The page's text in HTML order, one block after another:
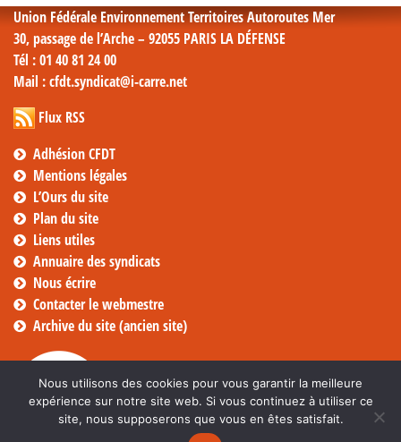
Union Fédérale Environnement Territoires Autoroutes Mer
30, passage de l’Arche – 92055 PARIS LA DÉFENSE
Tél : 01 40 81 24 00
Mail : cfdt.syndicat@i-carre.net
Flux RSS
Adhésion CFDT
Mentions légales
L’Ours du site
Plan du site
Liens utiles
Annuaire des syndicats
Nous écrire
Contacter le webmestre
Archive du site (ancien site)
Nous utilisons des cookies pour vous garantir la meilleure
expérience sur notre site web. Si vous continuez à utiliser ce
site, nous supposerons que vous en êtes satisfait.